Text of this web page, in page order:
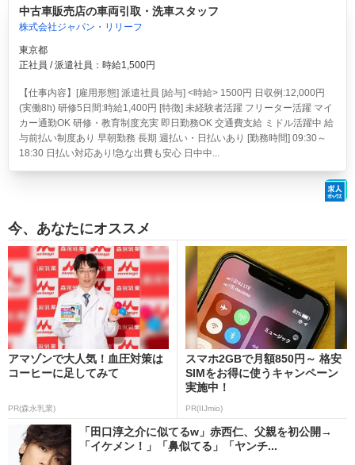
中古車販売店の車両引取・洗車スタッフ
株式会社ジャパン・リリーフ
東京都
正社員 / 派遣社員：時給1,500円
【仕事内容】[雇用形態] 派遣社員 [給与] <時給> 1500円 日収例:12,000円
(実働8h) 研修5日間:時給1,400円 [特徴] 未経験者活躍 フリーター活躍 マイ
カー通勤OK 研修・教育制度充実 即日勤務OK 交通費支給 ミドル活躍中 給
与前払い制度あり 早朝勤務 長期 週払い・日払いあり [勤務時間] 09:30～
18:30 日払い対応あり!急な出費も安心 日中中...
今、あなたにオススメ
アマゾンで大人気！血圧対策は
コーヒーに足してみて
PR(森永乳業)
スマホ2GBで月額850円～ 格安
SIMをお得に使うキャンペーン
実施中！
PR(IIJmio)
「田口淳之介に似てるw」赤西仁、父親を初公開→
「イケメン！」「鼻似てる」「ヤンチ...